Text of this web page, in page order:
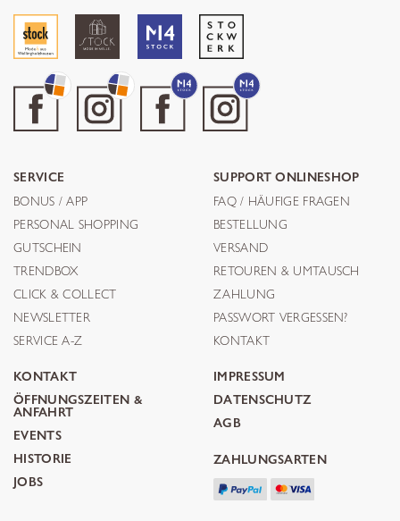
SERVICE
BONUS / APP
PERSONAL SHOPPING
GUTSCHEIN
TRENDBOX
CLICK & COLLECT
NEWSLETTER
SERVICE A-Z
SUPPORT ONLINESHOP
FAQ / HÄUFIGE FRAGEN
BESTELLUNG
VERSAND
RETOUREN & UMTAUSCH
ZAHLUNG
PASSWORT VERGESSEN?
KONTAKT
KONTAKT
ÖFFNUNGSZEITEN &
ANFAHRT
EVENTS
HISTORIE
JOBS
IMPRESSUM
DATENSCHUTZ
AGB
ZAHLUNGSARTEN